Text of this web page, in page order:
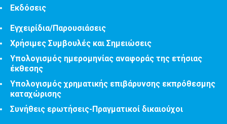
Εκδόσεις
Εγχειρίδια/Παρουσιάσεις
Χρήσιμες Συμβουλές και Σημειώσεις
Υπολογισμός ημερομηνίας αναφοράς της ετήσιας
έκθεσης
Υπολογισμός χρηματικής επιβάρυνσης εκπρόθεσμης
καταχώρισης
Συνήθεις ερωτήσεις-Πραγματικοί δικαιούχοι